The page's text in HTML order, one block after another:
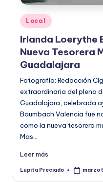
o
r
m
a
ti
v
a
Publicado
en
Local
Irlanda Loerythe
Nueva Tesorera
Guadalajara
Fotografía: Redacción
extraordinaria del pleno
Guadalajara, celebrada
Baumbach Valencia fue
como la nueva tesorera
Mas…
Leer más
Publicado
Lupita Preciado marzo